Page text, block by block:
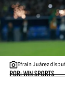
Efraín Juárez
POR: WIN SPORTS